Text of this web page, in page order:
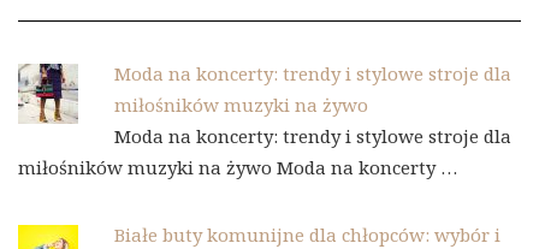
Moda na koncerty: trendy i stylowe stroje dla
miłośników muzyki na żywo
Moda na koncerty: trendy i stylowe stroje dla
miłośników muzyki na żywo Moda na koncerty …
Białe buty komunijne dla chłopców: wybór i